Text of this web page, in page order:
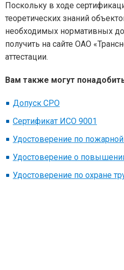
Поскольку в ходе
теоретических знаний
необходимых нормативных
получить на сайте ОАО
аттестации.
Вам также могут
Допуск СРО
Сертификат ИСО 9001
Удостоверение по пожарной
Удостоверение о
Удостоверение по охране